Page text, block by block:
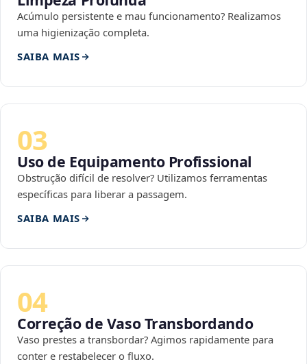
Acúmulo persistente e mau funcionamento? Realizamos
uma higienização completa.
SAIBA MAIS
03
Uso de Equipamento Profissional
Obstrução difícil de resolver? Utilizamos ferramentas
específicas para liberar a passagem.
SAIBA MAIS
04
Correção de Vaso Transbordando
Vaso prestes a transbordar? Agimos rapidamente para
conter e restabelecer o fluxo.